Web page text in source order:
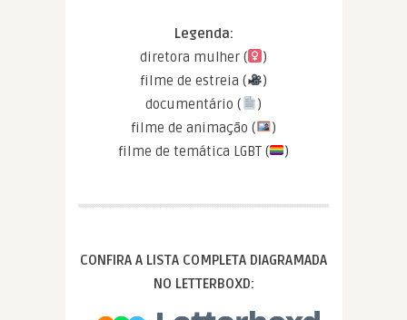
Legenda:
diretora mulher (
)
filme de estreia (
)
documentário (
)
filme de animação (
)
filme de temática LGBT (
)
CONFIRA A LISTA COMPLETA DIAGRAMADA
NO LETTERBOXD: